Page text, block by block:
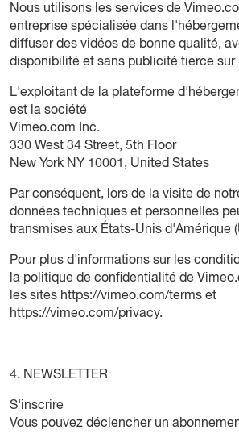
Nous utilisons les services de
entreprise spécialisée dans
diffuser des vidéos de bonne qualité,
disponibilité et sans publicité tierce sur
L'exploitant de la plateforme
est la société
Vimeo.com Inc.
330 West 34 Street, 5th Floor
New York NY 10001, United States
Par conséquent, lors de la visite de
données techniques et personnelles
transmises aux États-Unis d'Amérique
Pour plus d'informations sur les
la politique de confidentialité de
les sites https://vimeo.com/terms et
https://vimeo.com/privacy.
4. NEWSLETTER
S'inscrire
Vous pouvez déclencher un